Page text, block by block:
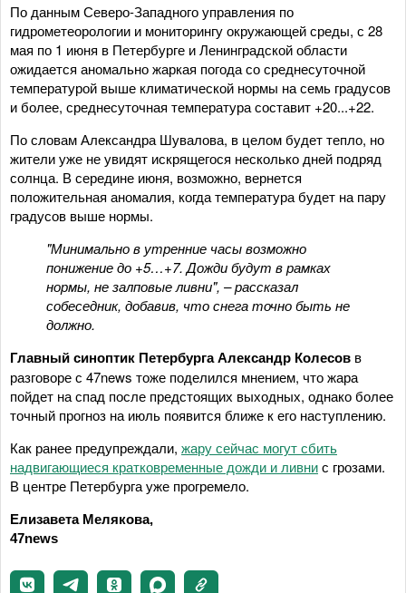
По данным Северо-Западного управления по
гидрометеорологии и мониторингу окружающей среды, с 28
мая по 1 июня в Петербурге и Ленинградской области
ожидается аномально жаркая погода со среднесуточной
температурой выше климатической нормы на семь градусов
и более, среднесуточная температура составит +20...+22.
По словам Александра Шувалова, в целом будет тепло, но
жители уже не увидят искрящегося несколько дней подряд
солнца. В середине июня, возможно, вернется
положительная аномалия, когда температура будет на пару
градусов выше нормы.
"Минимально в утренние часы возможно
понижение до +5…+7. Дожди будут в рамках
нормы, не залповые ливни", – рассказал
собеседник, добавив, что снега точно быть не
должно.
Главный синоптик Петербурга Александр Колесов в
разговоре с 47news тоже поделился мнением, что жара
пойдет на спад после предстоящих выходных, однако более
точный прогноз на июль появится ближе к его наступлению.
Как ранее предупреждали, жару сейчас могут сбить
надвигающиеся кратковременные дожди и ливнис грозами.
В центре Петербурга уже прогремело.
Елизавета Мелякова,
47news